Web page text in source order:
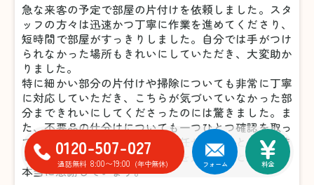
急な来客の予定で部屋の片付けを依頼しました。スタ
ッフの方々は迅速かつ丁寧に作業を進めてくださり、
短時間で部屋がすっきりしました。自分では手がつけ
られなかった場所もきれいにしていただき、大変助か
りました。
特に細かい部分の片付けや掃除についても非常に丁寧
に対応していただき、こちらが気づいていなかった部
分まできれいにしてくださったのには驚きました。ま
た、不要品の仕分けについても一つひとつ確認を取っ
てくださったため、安心してお任せすることができま
した。おかげで気持ちよく来客を迎えることができ、
本当に感謝しています。
0120-507-027
通話無料 8:00〜19:00 (年中無休) フォーム 料金